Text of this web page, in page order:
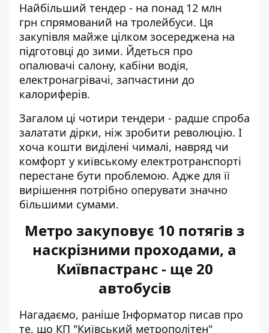
Найбільший тендер - на понад 12 млн
грн спрямований на тролейбуси. Ця
закупівля майже цілком зосереджена на
підготовці до зими. Йдеться про
опалювачі салону, кабіни водія,
електронагрівачі, запчастини до
калориферів.
Загалом ці чотири тендери - радше спроба
залатати дірки, ніж зробити революцію. І
хоча кошти виділені чималі, навряд чи
комфорт у київському електротранспорті
перестане бути проблемою. Адже для її
вирішення потрібно оперувати значно
більшими сумами.
Метро закуповує 10 потягів з
наскрізними проходами, а
Київпастранс - ще 20
автобусів
Нагадаємо, раніше Інформатор писав про
те, що КП "Київський метрополітен"